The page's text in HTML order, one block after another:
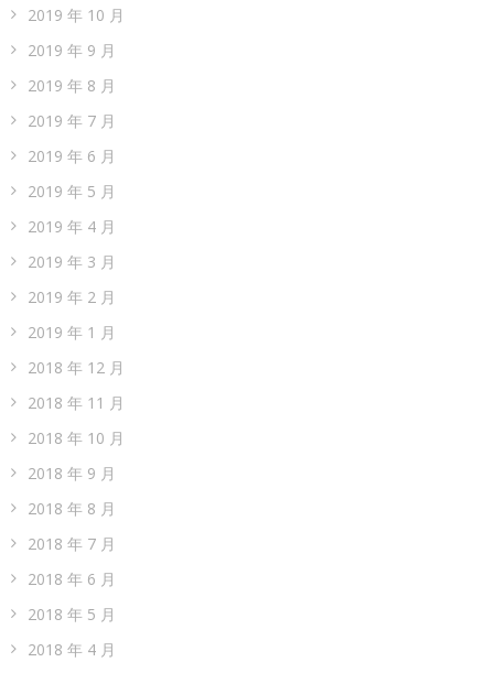
2019 年 10 月
2019 年 9 月
2019 年 8 月
2019 年 7 月
2019 年 6 月
2019 年 5 月
2019 年 4 月
2019 年 3 月
2019 年 2 月
2019 年 1 月
2018 年 12 月
2018 年 11 月
2018 年 10 月
2018 年 9 月
2018 年 8 月
2018 年 7 月
2018 年 6 月
2018 年 5 月
2018 年 4 月